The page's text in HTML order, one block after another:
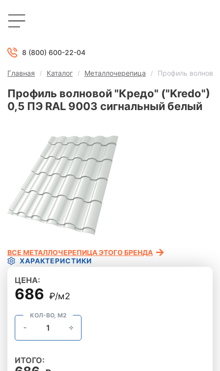
8 (800) 600-22-04
Главная Каталог Металлочерепица Профиль
Профиль волновой "Кредо" ("Kredo")
0,5 ПЭ RAL 9003 сигнальный белый
ХАРАКТЕРИСТИКИ
ВСЕ МЕТАЛЛОЧЕРЕПИЦА ЭТОГО БРЕНДА
ЦЕНА:
686 ₽/м2
КОЛ-ВО, М2
ИТОГО: